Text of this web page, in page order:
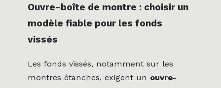
Ouvre-boîte de montre : choisir un
modèle fiable pour les fonds
vissés
Les fonds vissés, notamment sur les
montres étanches, exigent un ouvre-